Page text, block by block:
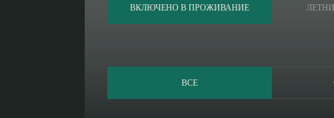
ВКЛЮЧЕНО В ПРОЖИВАНИЕ
ВСЕ